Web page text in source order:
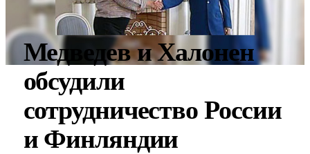
Медведев и Халонен
обсудили
сотрудничество России
и Финляндии